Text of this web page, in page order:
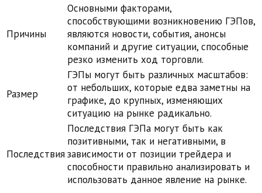
Причины
Основными факторами,
способствующими возникновению ГЭПов,
являются новости, события, анонсы
компаний и другие ситуации, способные
резко изменить ход торговли.
Размер
ГЭПы могут быть различных масштабов:
от небольших, которые едва заметны на
графике, до крупных, изменяющих
ситуацию на рынке радикально.
Последствия
Последствия ГЭПа могут быть как
позитивными, так и негативными, в
зависимости от позиции трейдера и
способности правильно анализировать и
использовать данное явление на рынке.